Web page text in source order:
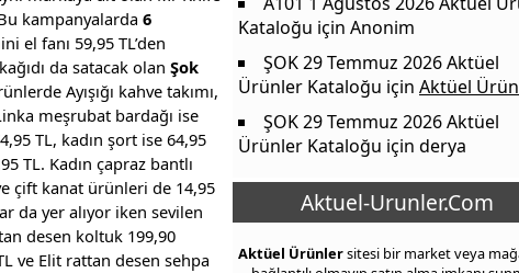
kampanyalarda 6
el fanı 59,95 TL’den
da satacak olan Şok
Ayışığı kahve takımı,
meşrubat bardağı ise
TL, kadın şort ise 64,95
TL. Kadın çapraz bantlı
çift kanat ürünleri de 14,95
da yer alıyor iken sevilen
desen koltuk 199,90
ve Elit rattan desen sehpa
Kataloğu için Anonim
ŞOK 29 Temmuz 2026 Aktüel
Ürünler Kataloğu için Aktüel
ŞOK 29 Temmuz 2026 Aktüel
Ürünler Kataloğu için derya
Aktuel-Urunler.Com
Aktüel Ürünlersitesi bir market veya